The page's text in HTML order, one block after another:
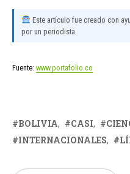
Este artículo fue creado con
por un periodista.
Fuente: www.portafolio.co
BOLIVIA CASI
INTERNACIONALES